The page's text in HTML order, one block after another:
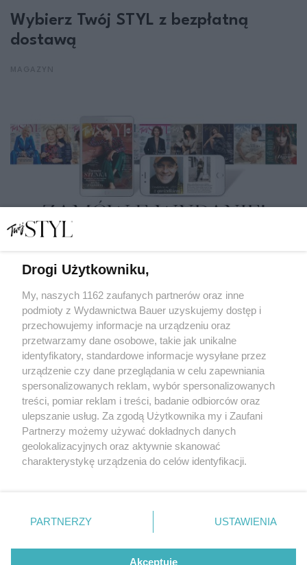
Wybierz Twój STYL z bezpłatną
dostawą
Czytaj w wersji elektronicznej
E-WYDANIE
Zamów
POLITYKA PRYWATNOŚCI
Drogi Użytkowniku,
My, naszych 1162 zaufanych partnerów oraz inne
podmioty z Wydawnictwa Bauer uzyskujemy dostęp i
przechowujemy informacje na urządzeniu oraz
przetwarzamy dane osobowe, takie jak unikalne
identyfikatory, standardowe informacje wysyłane przez
urządzenie czy dane przeglądania w celu zapewniania
spersonalizowanych reklam, wybór spersonalizowanych
treści, pomiar reklam i treści, badanie odbiorców oraz
ulepszanie usług. Za zgodą Użytkownika my i Zaufani
Partnerzy możemy używać dokładnych danych
geolokalizacyjnych oraz aktywnie skanować
charakterystykę urządzenia do celów identyfikacji.
zmienić/wycofać klikając przycisk ustawień prywatności
znajdujący się w lewym dolnym rogu strony
rodzaje przetwarzania danych nie wymagają zgody
PARTNERZY USTAWIENIA
Akceptuję